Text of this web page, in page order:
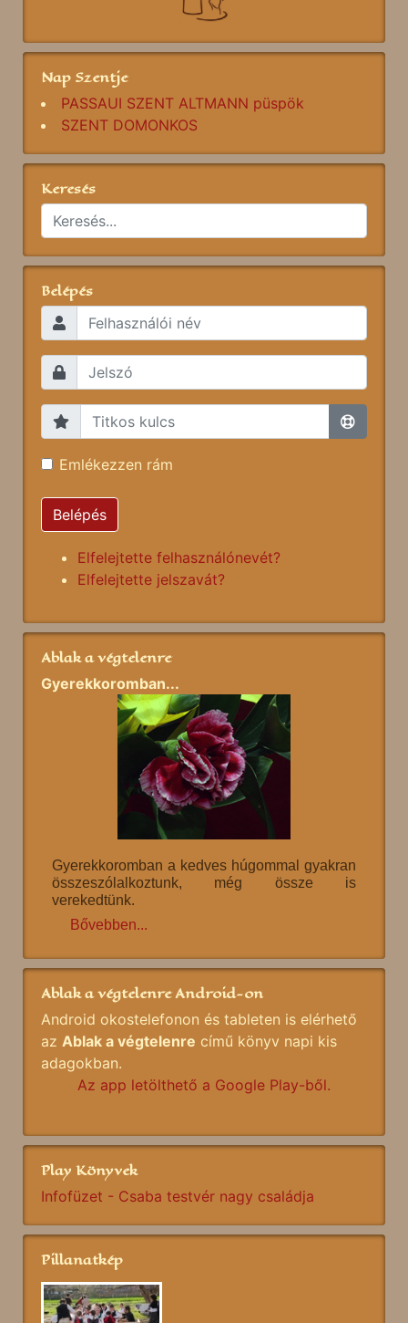
Nap Szentje
PASSAUI SZENT ALTMANN püspök
SZENT DOMONKOS
Keresés
Belépés
Emlékezzen rám
Belépés
Elfelejtette felhasználónevét?
Elfelejtette jelszavát?
Ablak a végtelenre
Gyerekkoromban...
Gyerekkoromban a kedves húgommal gyakran
összeszólalkoztunk, még össze is
verekedtünk.
Bővebben...
Ablak a végtelenre Android-on
Android okostelefonon és tableten is elérhető
az Ablak a végtelenre című könyv napi kis
adagokban.
Az app letölthető a Google Play-ből.
Play Könyvek
Infofüzet - Csaba testvér nagy családja
Pillanatkép